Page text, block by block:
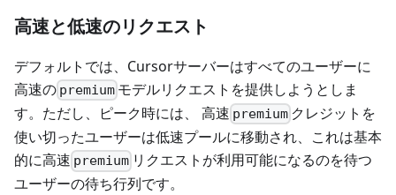
高速と低速のリクエスト
デフォルトでは、Cursorサーバーはすべてのユーザーに
高速の premium モデルリクエストを提供しようとしま
す。ただし、ピーク時には、 高速 premium クレジットを
使い切ったユーザーは低速プールに移動され、これは基本
的に高速 premium リクエストが利用可能になるのを待つ
ユーザーの待ち行列です。